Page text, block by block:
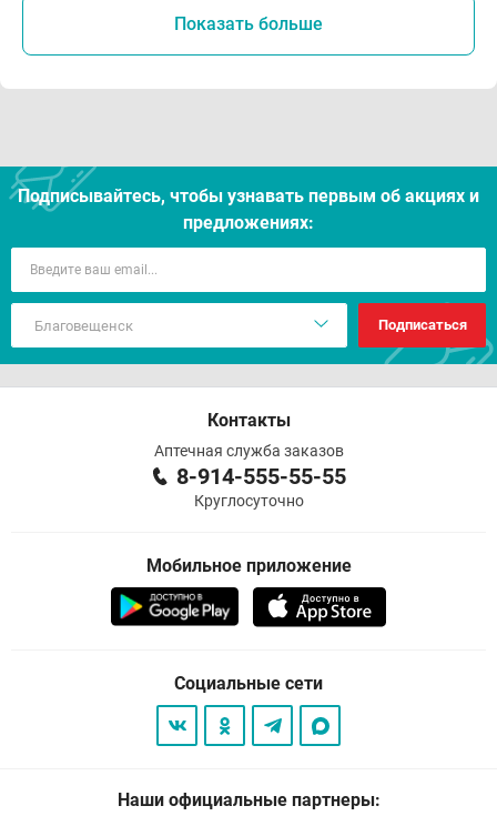
Показать больше
Подписывайтесь, чтобы узнавать первым об акцияx и
предложениях:
Подписаться
Контакты
Аптечная служба заказов
8-914-555-55-55
Круглосуточно
Мобильное приложение
Социальные сети
Наши официальные партнеры: